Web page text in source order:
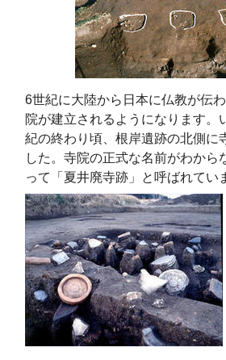
6世紀に大陸から日本に仏教が伝
院が建立されるようになります。
紀の終わり頃、根岸遺跡の北側に
した。寺院の正式な名前がわから
って「夏井廃寺跡」と呼ばれてい